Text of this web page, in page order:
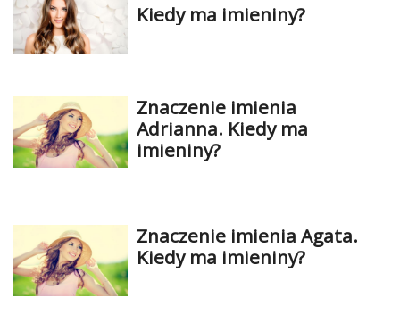
artykuł
Kiedy ma imieniny?
Znaczenie imienia
Adrianna. Kiedy ma
imieniny?
Znaczenie imienia Agata.
Kiedy ma imieniny?